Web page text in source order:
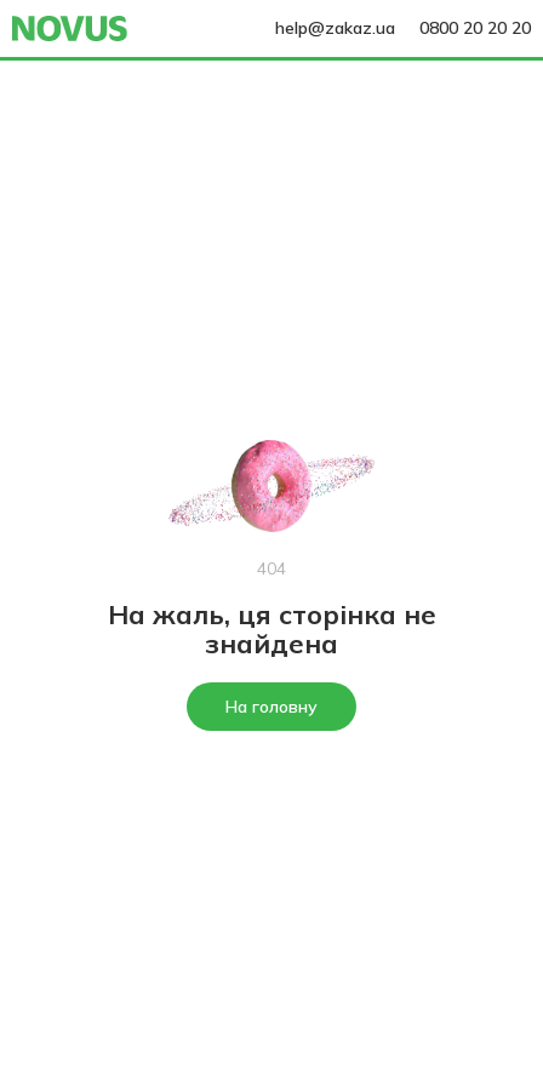
help@zakaz.ua 0800 20 20 20
404
На жаль, ця сторінка не
знайдена
На головну